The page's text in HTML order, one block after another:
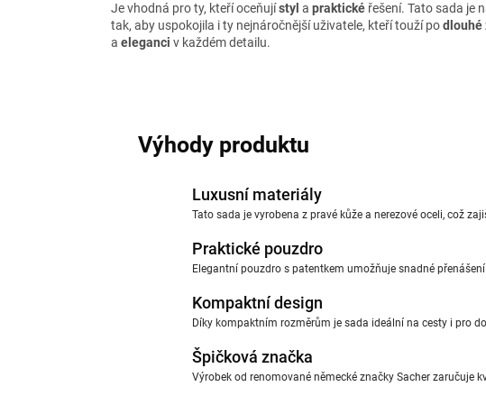
Je vhodná pro ty, kteří oceňujístyl a praktické řešení. Tato sada je
tak, aby uspokojila i ty nejnáročnější uživatele, kteří touží podlouhé
a eleganci v každém detailu.
Výhody produktu
Luxusní materiály
Tato sada je vyrobena z pravé kůže a nerezové oceli, což
Praktické pouzdro
Elegantní pouzdro s patentkem umožňuje snadné
Kompaktní design
Díky kompaktním rozměrům je sada ideální na cesty i pro
Špičková značka
Výrobek od renomované německé značky Sacher zaručuje